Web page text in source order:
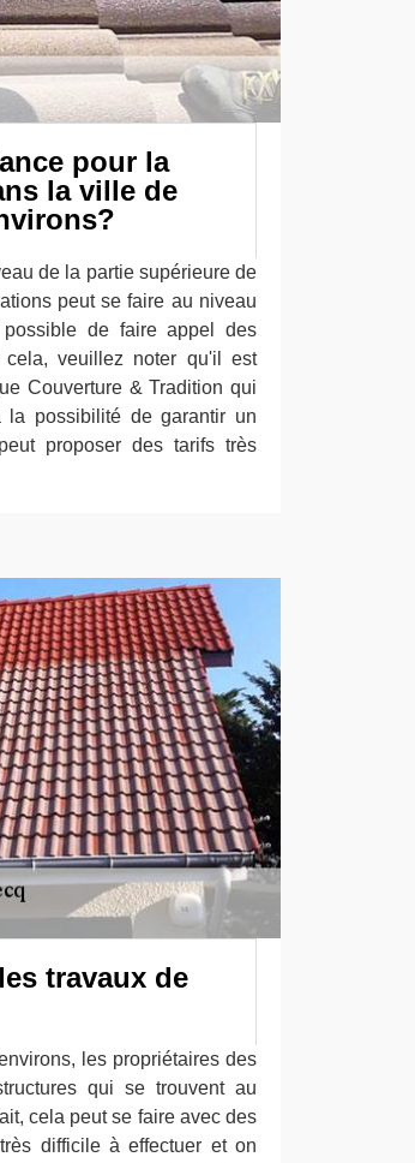
pour la
la ville de
de la partie supérieure de
peut se faire au niveau
de faire appel des
cela, veuillez noter qu'il est
Couverture & Tradition qui
la possibilité de garantir un
proposer des tarifs très
travaux de
les propriétaires des
qui se trouvent au
cela peut se faire avec des
difficile à effectuer et on